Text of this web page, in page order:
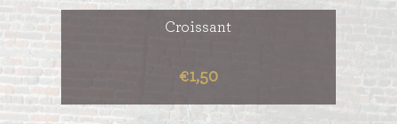
Croissant
€1,50